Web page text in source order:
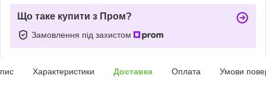
Що таке купити з Пром?
Замовлення під захистом
Характеристики Доставка Оплата Умови